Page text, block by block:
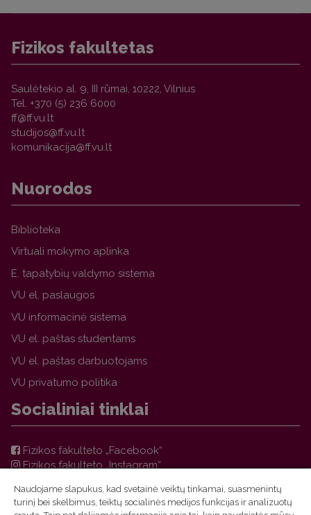
Fizikos fakultetas
Saulėtekio al. 9, III rūmai, 10222, Vilnius
Tel. +370 (5) 236 6000
Nuorodos
Biblioteka
Virtuali mokymo aplinka
E. tapatybių valdymo sistema
VU el. paslaugos
VU informacinė sistema
VU el. paštas studentams
VU el. paštas darbuotojams
VU privatumo politika
Socialiniai tinklai
Fizikos fakulteto „Facebook“
Fizikos fakulteto „Instagram“
VU FF TFAI Molėtų astronomijos observatorijos
„Facebook“
Naudojame slapukus, kad svetainė veiktų tinkamai, suasmenintų
turinį bei skelbimus, teiktų socialinės medijos funkcijas ir analizuotų